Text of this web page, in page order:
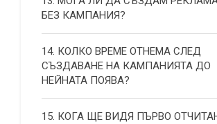
БЕЗ КАМПАНИЯ?
14. КОЛКО ВРЕМЕ ОТНЕМА СЛЕД
СЪЗДАВАНЕ НА КАМПАНИЯТА ДО
НЕЙНАТА ПОЯВА?
15. КОГА ЩЕ ВИДЯ ПЪРВО